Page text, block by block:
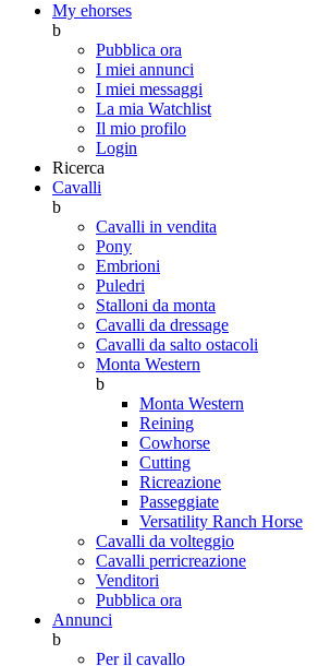
My ehorses
b
Pubblica ora
I miei annunci
I miei messaggi
La mia Watchlist
Il mio profilo
Login
Ricerca
Cavalli
b
Cavalli in vendita
Pony
Embrioni
Puledri
Stalloni da monta
Cavalli da dressage
Cavalli da salto ostacoli
Monta Western
b
Monta Western
Reining
Cowhorse
Cutting
Ricreazione
Passeggiate
Versatility Ranch Horse
Cavalli da volteggio
Cavalli perricreazione
Venditori
Pubblica ora
Annunci
b
Per il cavallo